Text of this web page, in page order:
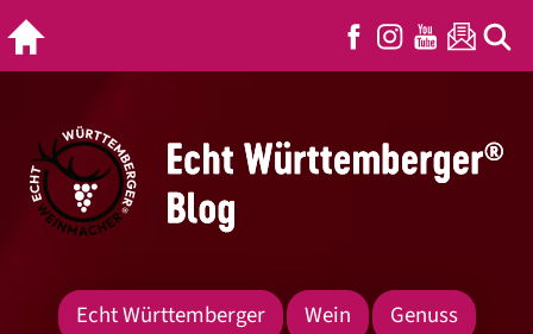
Echt Württemberger Wein
Genuss